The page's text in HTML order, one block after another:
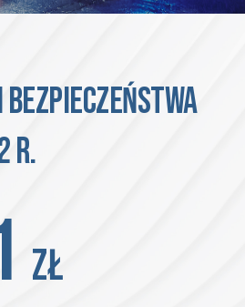
r.
zł